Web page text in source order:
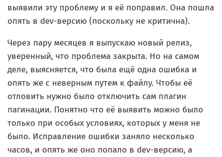
выявили эту проблему и я её поправил. Она пошла
опять в dev-версию (поскольку не критична).
Через пару месяцев я выпускаю новый релиз,
уверенный, что проблема закрыта. Но на самом
деле, выясняется, что была ещё одна ошибка и
опять же с неверным путем к файлу. Чтобы её
отловить нужно было отключить сам плагин
пагинации. Понятно что её выявить можно было
только при особых условиях, которых у меня не
было. Исправление ошибки заняло несколько
часов, и опять же оно попало в dev-версию, а